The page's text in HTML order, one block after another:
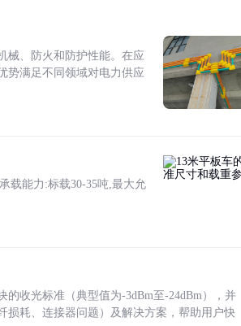
械、防火和防护性能。在应
势满足不同领域对电力供应
载能力:标载30-35吨,最大允
收光标准（典型值为-3dBm至-24dBm），并
损耗、连接器问题）及解决方案，帮助用户快